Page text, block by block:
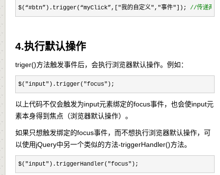
$(“#btn”).trigger(“myClick”,["我的自定义","事件"]); //传递两
4.执行默认操作
triger()方法触发事件后，会执行浏览器默认操作。例如：
$("input").trigger("focus");
以上代码不仅会触发为input元素绑定的focus事件，也会使input元
素本身得到焦点（浏览器默认操作）。
如果只想触发绑定的focus事件，而不想执行浏览器默认操作，可
以使用jQuery中另一个类似的方法-triggerHandler()方法。
$("input").triggerHandler("focus");